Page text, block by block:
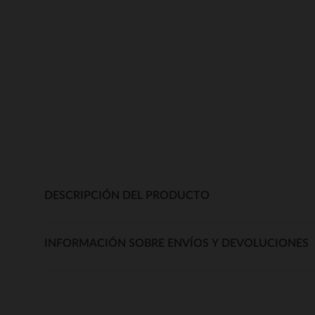
DESCRIPCIÓN DEL PRODUCTO
INFORMACIÓN SOBRE ENVÍOS Y DEVOLUCIONES